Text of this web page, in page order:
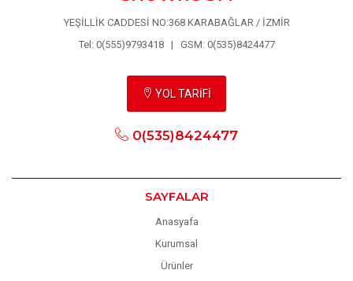
YEŞİLLİK CADDESİ NO:368 KARABAĞLAR / İZMİR
Tel: 0(555)9793418 | GSM: 0(535)8424477
YOL TARİFİ
0(535)8424477
SAYFALAR
Anasyafa
Kurumsal
Ürünler